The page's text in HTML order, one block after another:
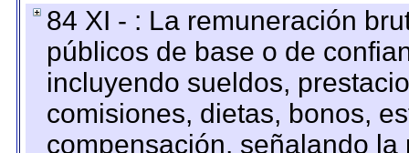
84 XI - : La remuneración
públicos de base o de
incluyendo sueldos,
comisiones, dietas, bonos,
compensación, señalando